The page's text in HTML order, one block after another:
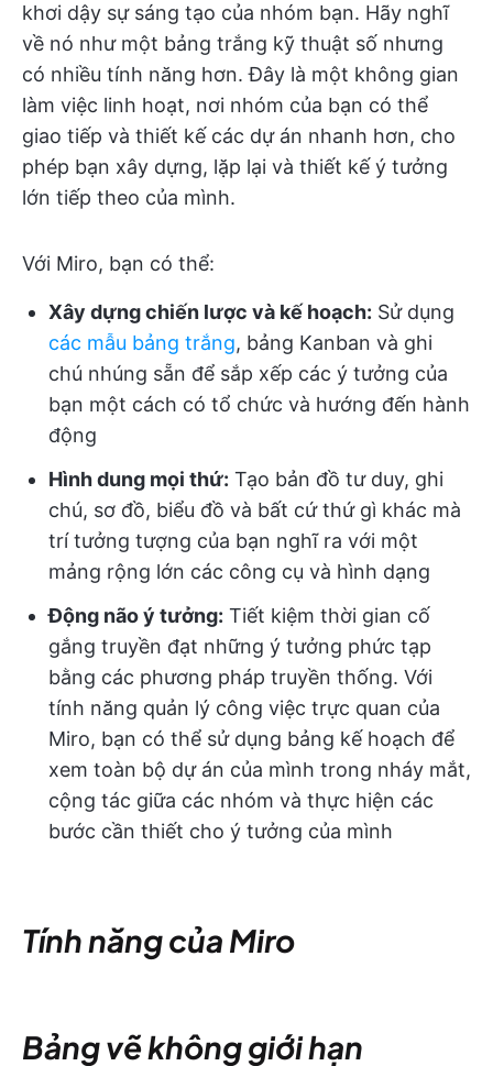
khơi dậy sự sáng tạo của nhóm bạn. Hãy nghĩ
về nó như một bảng trắng kỹ thuật số nhưng
có nhiều tính năng hơn. Đây là một không gian
làm việc linh hoạt, nơi nhóm của bạn có thể
giao tiếp và thiết kế các dự án nhanh hơn, cho
phép bạn xây dựng, lặp lại và thiết kế ý tưởng
lớn tiếp theo của mình.
Với Miro, bạn có thể:
Xây dựng chiến lược và kế hoạch: Sử dụng
các mẫu bảng trắng, bảng Kanban và ghi
chú nhúng sẵn để sắp xếp các ý tưởng của
bạn một cách có tổ chức và hướng đến hành
động
Hình dung mọi thứ: Tạo bản đồ tư duy, ghi
chú, sơ đồ, biểu đồ và bất cứ thứ gì khác mà
trí tưởng tượng của bạn nghĩ ra với một
mảng rộng lớn các công cụ và hình dạng
Động não ý tưởng: Tiết kiệm thời gian cố
gắng truyền đạt những ý tưởng phức tạp
bằng các phương pháp truyền thống. Với
tính năng quản lý công việc trực quan của
Miro, bạn có thể sử dụng bảng kế hoạch để
xem toàn bộ dự án của mình trong nháy mắt,
cộng tác giữa các nhóm và thực hiện các
bước cần thiết cho ý tưởng của mình
Tính năng của Miro
Bảng vẽ không giới hạn